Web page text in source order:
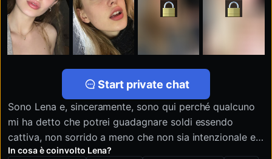
Start private chat
Sono Lena e, sinceramente, sono qui perché qualcuno
mi ha detto che potrei guadagnare soldi essendo
cattiva, non sorrido a meno che non sia intenzionale e
se mi chiedi di girarmi potrei semplicemente
In cosa è coinvolto Lena?